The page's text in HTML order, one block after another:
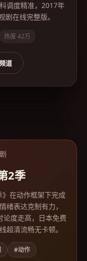
调度精准，2017年
在线完整版。
热度 42万
道
2季
》在动作框架下完成
绪表达克制有力，
度走高，日本免费
超清流畅无卡顿。
#动作